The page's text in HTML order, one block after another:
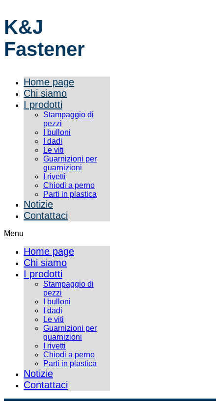
K&J
Fastener
Home page
Chi siamo
I prodotti
Stampaggio di
pezzi
I bulloni
I dadi
Le viti
Guarnizioni per
guarnizioni
I rivetti
Chiodi a perno
Parti in plastica
Notizie
Contattaci
Menu
Home page
Chi siamo
I prodotti
Stampaggio di
pezzi
I bulloni
I dadi
Le viti
Guarnizioni per
guarnizioni
I rivetti
Chiodi a perno
Parti in plastica
Notizie
Contattaci